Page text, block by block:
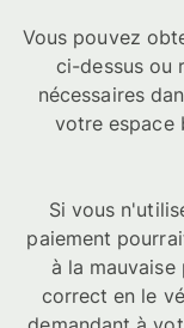
Vous pouvez
ci-dessus ou
nécessaires
votre espace
Si vous
paiement
à la
correct en le